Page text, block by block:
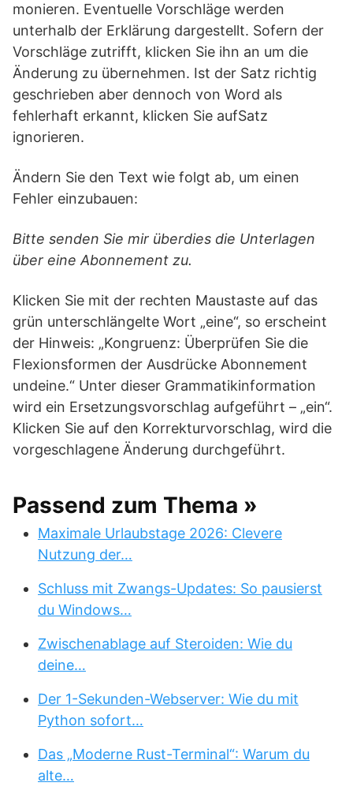
monieren. Eventuelle Vorschläge werden
unterhalb der Erklärung dargestellt. Sofern der
Vorschläge zutrifft, klicken Sie ihn an um die
Änderung zu übernehmen. Ist der Satz richtig
geschrieben aber dennoch von Word als
fehlerhaft erkannt, klicken Sie aufSatz
ignorieren.
Ändern Sie den Text wie folgt ab, um einen
Fehler einzubauen:
Bitte senden Sie mir überdies die Unterlagen
über eine Abonnement zu.
Klicken Sie mit der rechten Maustaste auf das
grün unterschlängelte Wort „eine“, so erscheint
der Hinweis: „Kongruenz: Überprüfen Sie die
Flexionsformen der Ausdrücke Abonnement
undeine.“ Unter dieser Grammatikinformation
wird ein Ersetzungsvorschlag aufgeführt – „ein“.
Klicken Sie auf den Korrekturvorschlag, wird die
vorgeschlagene Änderung durchgeführt.
Passend zum Thema »
Maximale Urlaubstage 2026: Clevere
Nutzung der…
Schluss mit Zwangs-Updates: So pausierst
du Windows…
Zwischenablage auf Steroiden: Wie du
deine…
Der 1-Sekunden-Webserver: Wie du mit
Python sofort…
Das „Moderne Rust-Terminal“: Warum du
alte…